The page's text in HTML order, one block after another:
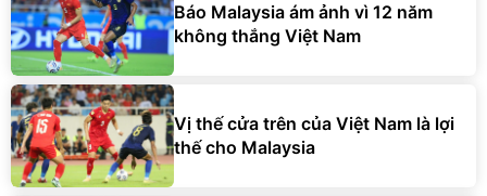
Báo Malaysia ám ảnh vì 12 năm
không thắng Việt Nam
Vị thế cửa trên của Việt Nam là lợi
thế cho Malaysia